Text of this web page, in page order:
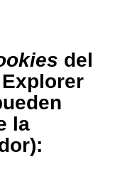
del
la